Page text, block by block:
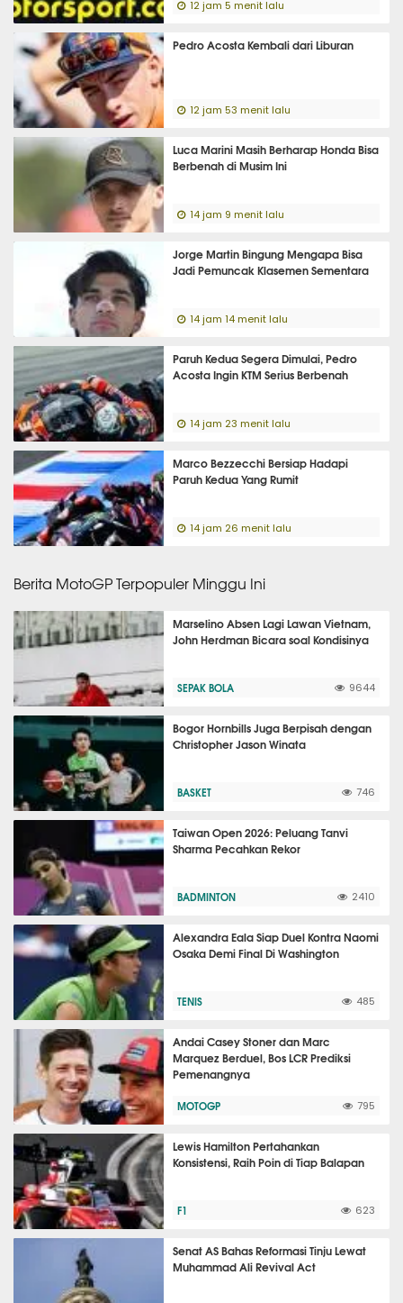
12 jam 5 menit lalu
Pedro Acosta Kembali dari Liburan
12 jam 53 menit lalu
Luca Marini Masih Berharap Honda Bisa
Berbenah di Musim Ini
14 jam 9 menit lalu
Jorge Martin Bingung Mengapa Bisa
Jadi Pemuncak Klasemen Sementara
14 jam 14 menit lalu
Paruh Kedua Segera Dimulai, Pedro
Acosta Ingin KTM Serius Berbenah
14 jam 23 menit lalu
Marco Bezzecchi Bersiap Hadapi
Paruh Kedua Yang Rumit
14 jam 26 menit lalu
Berita MotoGP Terpopuler Minggu Ini
Marselino Absen Lagi Lawan Vietnam,
John Herdman Bicara soal Kondisinya
SEPAK BOLA 9644
Bogor Hornbills Juga Berpisah dengan
Christopher Jason Winata
BASKET 746
Taiwan Open 2026: Peluang Tanvi
Sharma Pecahkan Rekor
BADMINTON 2410
Alexandra Eala Siap Duel Kontra Naomi
Osaka Demi Final Di Washington
TENIS 485
Andai Casey Stoner dan Marc
Marquez Berduel, Bos LCR Prediksi
Pemenangnya
MOTOGP 795
Lewis Hamilton Pertahankan
Konsistensi, Raih Poin di Tiap Balapan
F1 623
Senat AS Bahas Reformasi Tinju Lewat
Muhammad Ali Revival Act